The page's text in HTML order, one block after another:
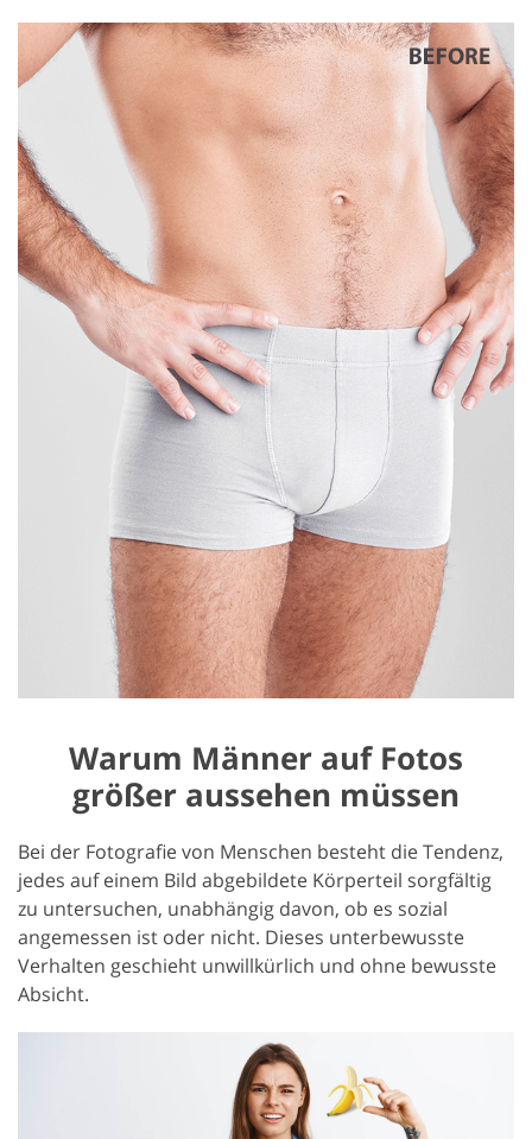
Warum Männer auf Fotos
größer aussehen müssen
Bei der Fotografie von Menschen besteht die Tendenz,
jedes auf einem Bild abgebildete Körperteil sorgfältig
zu untersuchen, unabhängig davon, ob es sozial
angemessen ist oder nicht. Dieses unterbewusste
Verhalten geschieht unwillkürlich und ohne bewusste
Absicht.